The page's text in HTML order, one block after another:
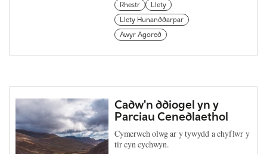
Rhestr
Llety
Llety Hunanddarpar
Awyr Agored
Cadw'n ddiogel yn y
Parciau Cenedlaethol
Cymerwch olwg ar y tywydd a chyflwr y
tir cyn cychwyn.